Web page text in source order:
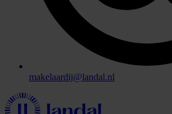
makelaardij@landal.nl